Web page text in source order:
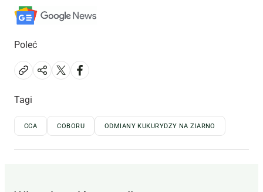
Poleć
Tagi
CCA COBORU ODMIANY KUKURYDZY NA ZIARNO